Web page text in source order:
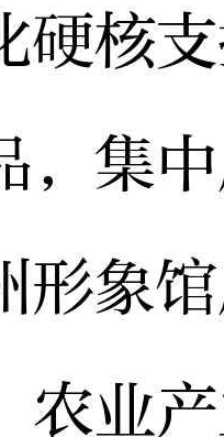
硬核
，集
形象
农业